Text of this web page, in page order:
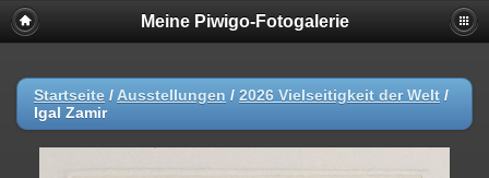
Meine Piwigo-Fotogalerie
Startseite / Ausstellungen / 2026 Vielseitigkeit der Welt /
Igal Zamir